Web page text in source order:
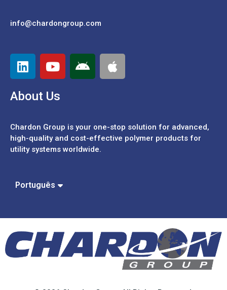
info@chardongroup.com
About Us
Chardon Group is your one-stop solution for advanced,
high-quality and cost-effective polymer products for
utility systems worldwide.
Português
Español
English